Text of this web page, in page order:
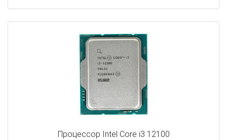
Процессор Intel Core i3 12100